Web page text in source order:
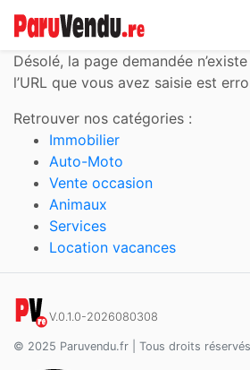
Désolé, la page demandée
l’URL que vous avez saisie est
Retrouver nos catégories :
Immobilier
Auto-Moto
Vente occasion
Animaux
Services
Location vacances
V.0.1.0-2026080308
© 2025 Paruvendu.fr | Tous droits réservés